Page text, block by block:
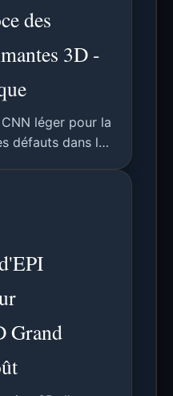
des
3D -
léger pour la
défauts dans les
%.
Grand